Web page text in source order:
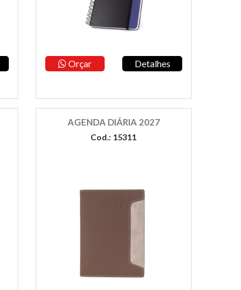
Orçar Detalhes
AGENDA DIÁRIA 2027
Cod.: 15311